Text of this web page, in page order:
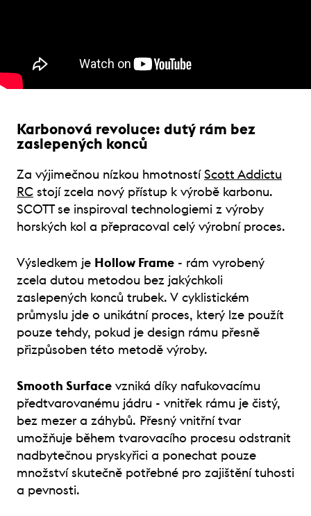
Karbonová revoluce: dutý rám bez
zaslepených konců
Za výjimečnou nízkou hmotností Scott Addictu
RC stojí zcela nový přístup k výrobě karbonu.
SCOTT se inspiroval technologiemi z výroby
horských kol a přepracoval celý výrobní proces.
Výsledkem je Hollow Frame - rám vyrobený
zcela dutou metodou bez jakýchkoli
zaslepených konců trubek. V cyklistickém
průmyslu jde o unikátní proces, který lze použít
pouze tehdy, pokud je design rámu přesně
přizpůsoben této metodě výroby.
Smooth Surface vzniká díky nafukovacímu
předtvarovanému jádru - vnitřek rámu je čistý,
bez mezer a záhybů. Přesný vnitřní tvar
umožňuje během tvarovacího procesu odstranit
nadbytečnou pryskyřici a ponechat pouze
množství skutečně potřebné pro zajištění tuhosti
a pevnosti.